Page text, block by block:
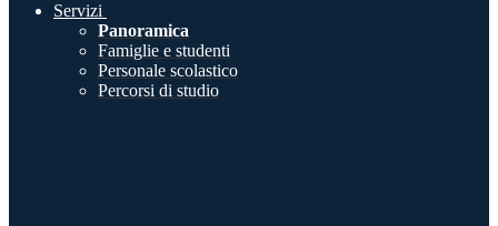
Servizi
Panoramica
Famiglie e studenti
Personale scolastico
Percorsi di studio